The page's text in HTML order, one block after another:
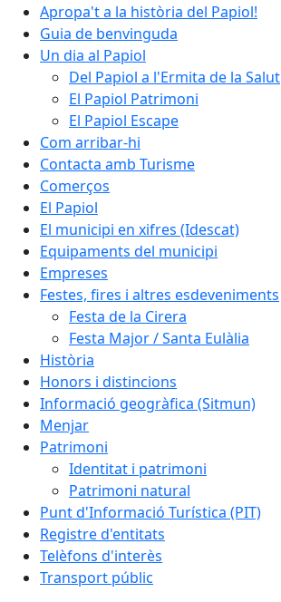
Apropa't a la història del Papiol!
Guia de benvinguda
Un dia al Papiol
Del Papiol a l'Ermita de la Salut
El Papiol Patrimoni
El Papiol Escape
Com arribar-hi
Contacta amb Turisme
Comerços
El Papiol
El municipi en xifres (Idescat)
Equipaments del municipi
Empreses
Festes, fires i altres esdeveniments
Festa de la Cirera
Festa Major / Santa Eulàlia
Història
Honors i distincions
Informació geogràfica (Sitmun)
Menjar
Patrimoni
Identitat i patrimoni
Patrimoni natural
Punt d'Informació Turística (PIT)
Registre d'entitats
Telèfons d'interès
Transport públic